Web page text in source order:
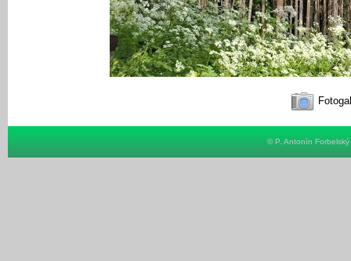
© P. Antonín